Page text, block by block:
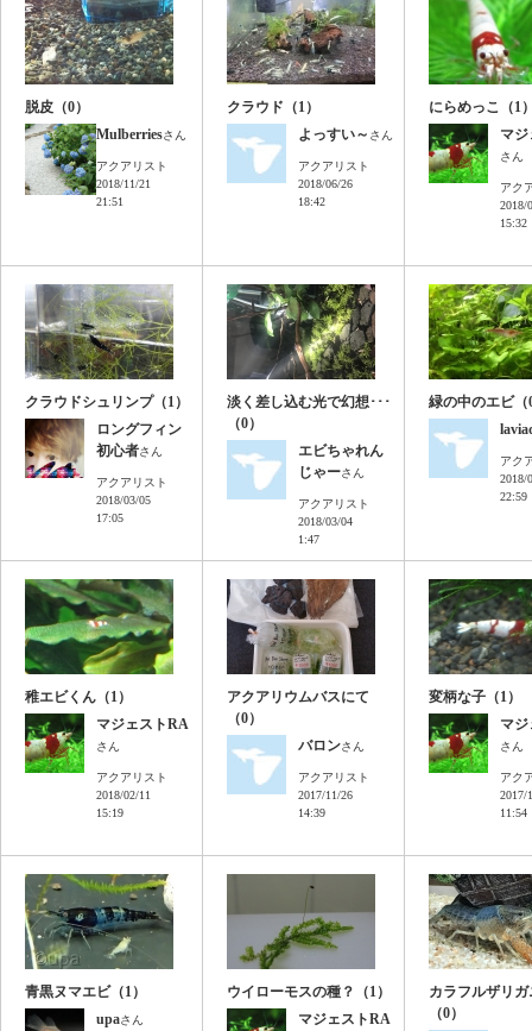
脱皮（0）
Mulberriesさん
アクアリスト
2018/11/21
21:51
クラウド（1）
よっすい～ さん
アクアリスト
2018/06/26
18:42
にらめっこ（1
マ
さん
アク
2018/
15:32
クラウドシュリンプ（1）
ロングフィン
初心者さん
アクアリスト
2018/03/05
17:05
淡く差し込む光で幻想･･･
（0）
エビちゃれん
じゃーさん
アクアリスト
2018/03/04
1:47
緑の中のエビ（
アク
2018/
22:59
稚エビくん（1）
マジェストRA
さん
アクアリスト
2018/02/11
15:19
アクアリウムバスにて
（0）
バロンさん
アクアリスト
2017/11/26
14:39
変柄な子（1）
マ
さん
アク
2017/
11:54
青黒ヌマエビ（1）
upaさん
ウイローモスの種？（1）
マジェストRA
カラフルザリガ
（0）